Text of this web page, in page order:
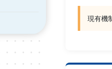
現有機